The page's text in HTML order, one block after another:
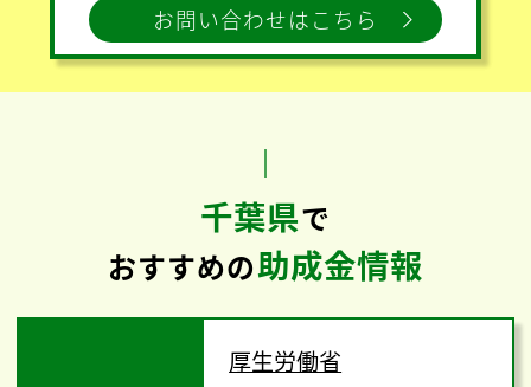
お問い合わせはこちら
千葉県で
おすすめの助成金情報
厚生労働省